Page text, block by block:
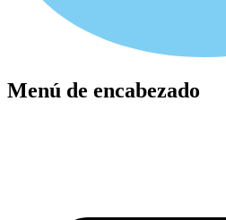
Menú de encabezado